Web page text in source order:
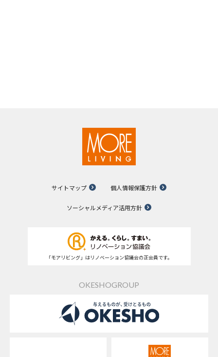
サイトマップ 個人情報保護方針
ソーシャルメディア活用方針
「モアリビング」はリノベーション協議会の正会員です。
OKESHOGROUP